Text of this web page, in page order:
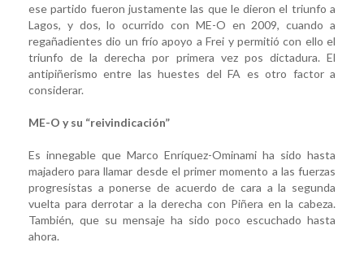
ese partido fueron justamente las que le dieron el triunfo a
Lagos, y dos, lo ocurrido con ME-O en 2009, cuando a
regañadientes dio un frío apoyo a Frei y permitió con ello el
triunfo de la derecha por primera vez pos dictadura. El
antipiñerismo entre las huestes del FA es otro factor a
considerar.
ME-O y su “reivindicación”
Es innegable que Marco Enríquez-Ominami ha sido hasta
majadero para llamar desde el primer momento a las fuerzas
progresistas a ponerse de acuerdo de cara a la segunda
vuelta para derrotar a la derecha con Piñera en la cabeza.
También, que su mensaje ha sido poco escuchado hasta
ahora.